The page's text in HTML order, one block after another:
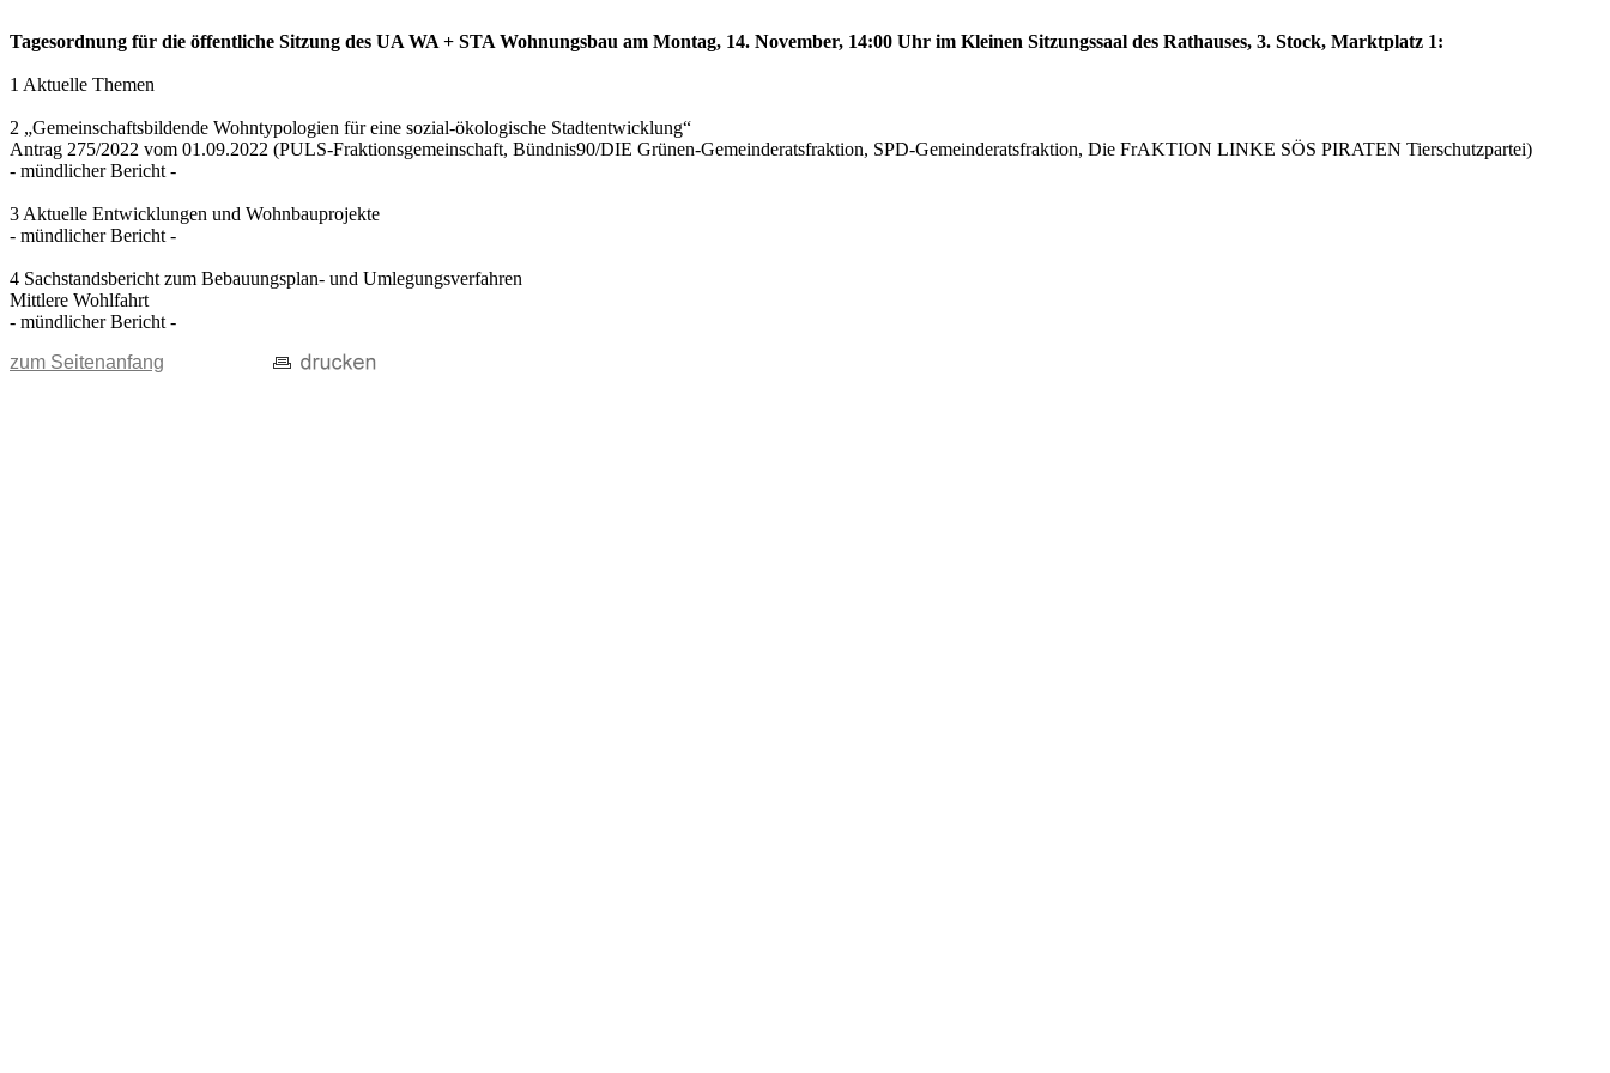
Tagesordnung für die öffentliche Sitzung des UA WA + STA Wohnungsbau am Montag, 14. November, 14:00 Uhr im Kleinen Sitzungssaal des Rathauses, 3. Stock, Marktplatz 1:
1 Aktuelle Themen
2 „Gemeinschaftsbildende Wohntypologien für eine sozial-ökologische Stadtentwicklung“
Antrag 275/2022 vom 01.09.2022 (PULS-Fraktionsgemeinschaft, Bündnis90/DIE Grünen-Gemeinderatsfraktion, SPD-Gemeinderatsfraktion, Die FrAKTION LINKE SÖS PIRATEN Tierschutzpartei)
- mündlicher Bericht -
3 Aktuelle Entwicklungen und Wohnbauprojekte
- mündlicher Bericht -
4 Sachstandsbericht zum Bebauungsplan- und Umlegungsverfahren
Mittlere Wohlfahrt
- mündlicher Bericht -
zum Seitenanfang